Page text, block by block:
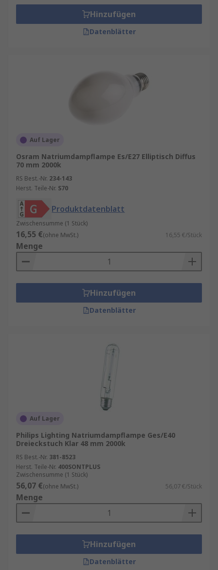
Hinzufügen
Datenblätter
Auf Lager
Osram Natriumdampflampe Es/E27 Elliptisch Diffus
70 mm 2000k
RS Best.-Nr. 234-143
Herst. Teile-Nr. S70
Produktdatenblatt
Zwischensumme (1 Stück)
16,55 €(ohne MwSt.) 16,55 €/Stück
Menge
Hinzufügen
Datenblätter
Auf Lager
Philips Lighting Natriumdampflampe Ges/E40
Dreieckstuch Klar 48 mm 2000k
RS Best.-Nr. 381-8523
Herst. Teile-Nr. 400SONTPLUS
Zwischensumme (1 Stück)
56,07 €(ohne MwSt.) 56,07 €/Stück
Menge
Hinzufügen
Datenblätter